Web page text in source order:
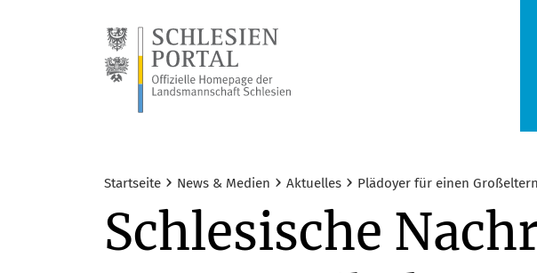
Startseite › News & Medien › Aktuelles › Plädoyer für einen
Schlesische